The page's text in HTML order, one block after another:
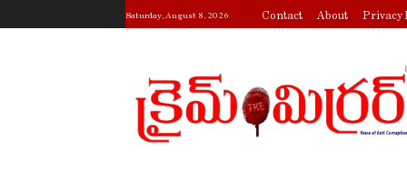
Saturday, August 8, 2026 Contact About Privacy